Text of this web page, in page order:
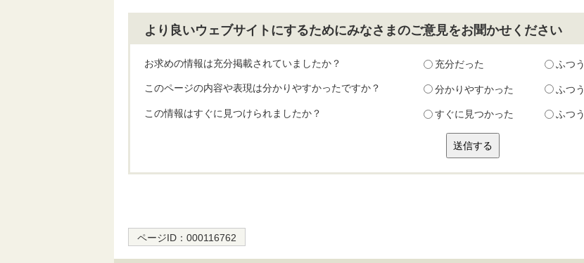
より良いウェブサイトにするためにみなさまのご意見をお聞かせください
お求めの情報は充分掲載されていましたか？ 充分だった ふつう
このページの内容や表現は分かりやすかったですか？ 分かりやすかった ふつう
この情報はすぐに見つけられましたか？ すぐに見つかった ふつう
ページID： 000116762